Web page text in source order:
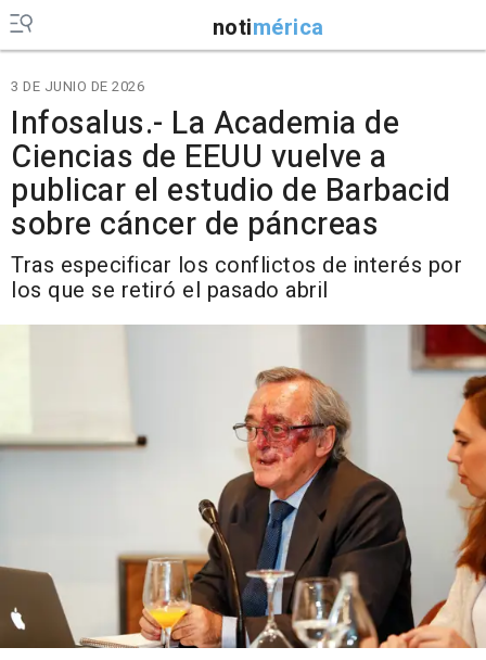
notimérica
3 DE JUNIO DE 2026
Infosalus.- La Academia de
Ciencias de EEUU vuelve a
publicar el estudio de Barbacid
sobre cáncer de páncreas
Tras especificar los conflictos de interés por
los que se retiró el pasado abril